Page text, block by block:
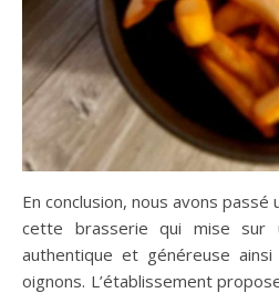
En conclusion, nous avons
cette brasserie qui mise sur
authentique et généreuse
oignons. L’établissement